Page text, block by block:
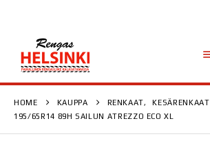
HOME KAUPPA RENKAAT,
KESÄRENKAAT
195/65R14 89H SAILUN ATREZZO ECO XL